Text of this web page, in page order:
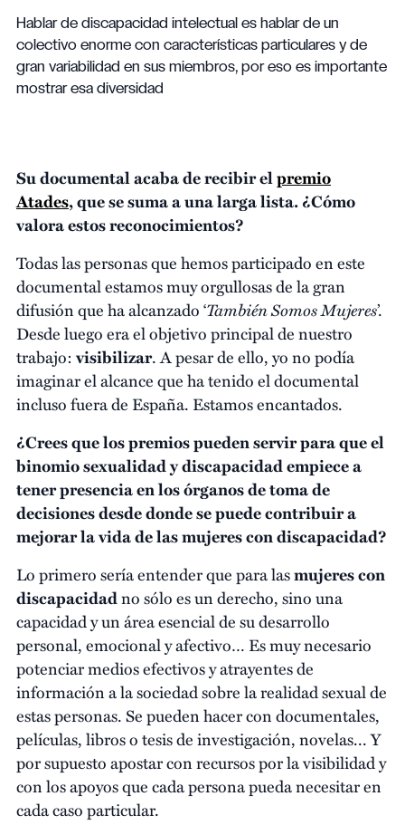
Hablar de discapacidad intelectual es hablar de un
colectivo enorme con características particulares y de
gran variabilidad en sus miembros, por eso es importante
mostrar esa diversidad
Su documental acaba de recibir elpremio
Atades, que se suma a una larga lista. ¿Cómo
valora estos reconocimientos?
Todas las personas que hemos participado en este
documental estamos muy orgullosas de la gran
difusión que ha alcanzado ‘También Somos Mujeres’.
Desde luego era el objetivo principal de nuestro
trabajo: visibilizar. A pesar de ello, yo no podía
imaginar el alcance que ha tenido el documental
incluso fuera de España. Estamos encantados.
¿Crees que los premios pueden servir para que el
binomio sexualidad y discapacidad empiece a
tener presencia en los órganos de toma de
decisiones desde donde se puede contribuir a
mejorar la vida de las mujeres con discapacidad?
Lo primero sería entender que para lasmujeres con
discapacidadno sólo es un derecho, sino una
capacidad y un área esencial de su desarrollo
personal, emocional y afectivo… Es muy necesario
potenciar medios efectivos y atrayentes de
información a la sociedad sobre la realidad sexual de
estas personas. Se pueden hacer con documentales,
películas, libros o tesis de investigación, novelas... Y
por supuesto apostar con recursos por la visibilidad y
con los apoyos que cada persona pueda necesitar en
cada caso particular.